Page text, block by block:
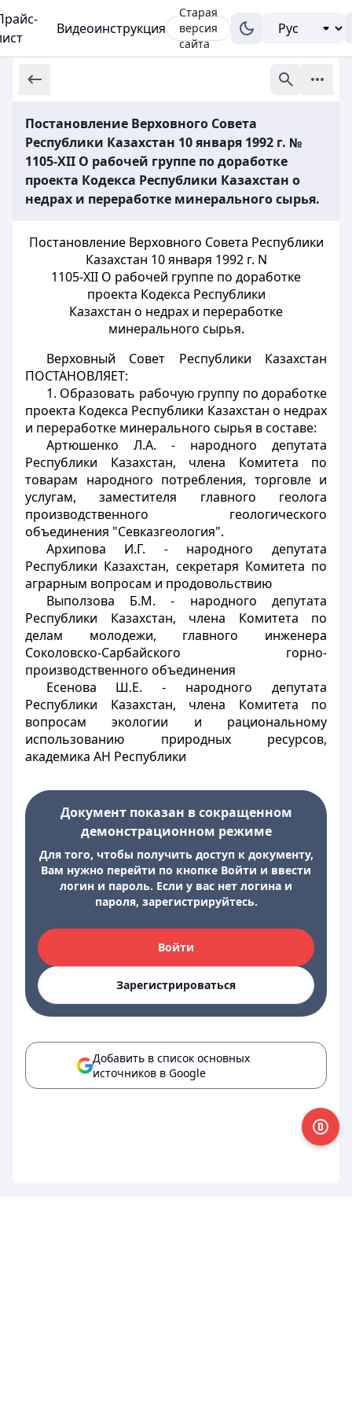
Видеоинструкция
Старая
версия
сайта
Постановление Верховного Совета
Республики Казахстан 10 января 1992 г. №
1105-XII О рабочей группе по доработке
проекта Кодекса Республики Казахстан о
недрах и переработке минерального сырья.
Постановление Верховного Совета Республики
Казахстан 10 января 1992 г. N
1105-XII О рабочей группе по доработке
проекта Кодекса Республики
Казахстан о недрах и переработке
минерального сырья.
Верховный Совет Республики Казахстан
ПОСТАНОВЛЯЕТ:
1. Образовать рабочую группу по доработке
проекта Кодекса Республики Казахстан о недрах
и переработке минерального сырья в составе:
Артюшенко Л.А. - народного депутата
Республики Казахстан, члена Комитета по
товарам народного потребления, торговле и
услугам, заместителя главного геолога
производственного геологического
объединения "Севказгеология".
Архипова И.Г. - народного депутата
Республики Казахстан, секретаря Комитета по
аграрным вопросам и продовольствию
Выползова Б.М. - народного депутата
Республики Казахстан, члена Комитета по
делам молодежи, главного инженера
Соколовско-Сарбайского горно-
производственного объединения
Есенова Ш.Е. - народного депутата
Республики Казахстан, члена Комитета по
вопросам экологии и рациональному
использованию природных ресурсов,
академика АН Республики
Документ показан в сокращенном
демонстрационном режиме
Для того, чтобы получить доступ к документу,
Вам нужно перейти по кнопке Войти и ввести
логин и пароль. Если у вас нет логина и
пароля, зарегистрируйтесь.
Войти
Зарегистрироваться
Добавить в список основных
источников в Google